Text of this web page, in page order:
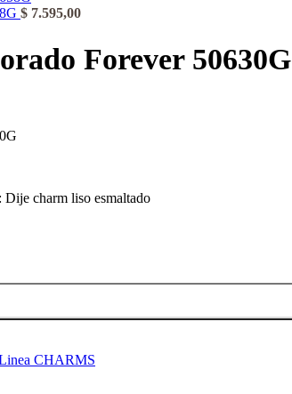
$ 7.595,00
Forever 50630G
Dije charm liso esmaltado
cantidad
CHARMS